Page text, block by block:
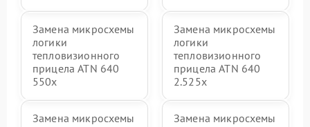
Замена микросхемы
логики
тепловизионного
прицела ATN 640
550x
Замена микросхемы
логики
тепловизионного
прицела ATN 640
2.525x
Замена микросхемы
Замена микросхемы